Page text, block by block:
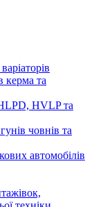
керма та
HVLP та
човнів та
автомобілів